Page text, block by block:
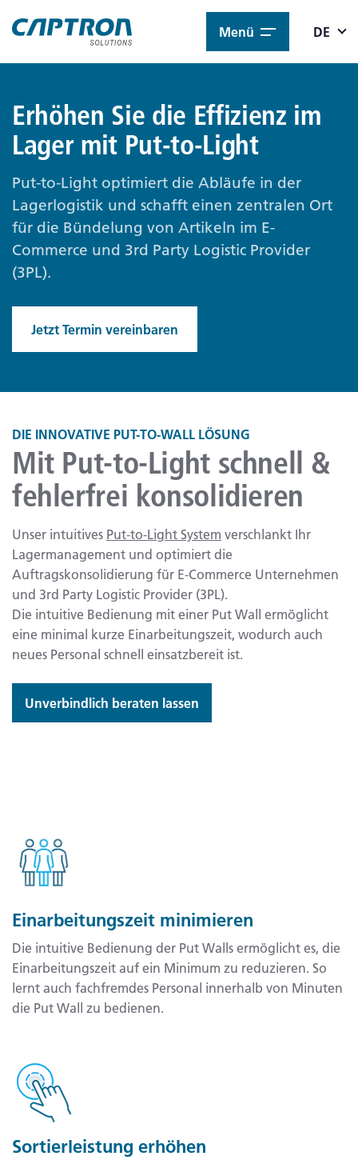
Menü DE
Erhöhen Sie die Effizienz im
Lager mit Put-to-Light
Put-to-Light optimiert die Abläufe in der
Lagerlogistik und schafft einen zentralen Ort
für die Bündelung von Artikeln im E-
Commerce und 3rd Party Logistic Provider
(3PL).
Jetzt Termin vereinbaren
DIE INNOVATIVE PUT-TO-WALL LÖSUNG
Mit Put-to-Light schnell &
fehlerfrei konsolidieren
Unser intuitives Put-to-Light System verschlankt Ihr
Lagermanagement und optimiert die
Auftragskonsolidierung für E-Commerce Unternehmen
und 3rd Party Logistic Provider (3PL).
Die intuitive Bedienung mit einer Put Wall ermöglicht
eine minimal kurze Einarbeitungszeit, wodurch auch
neues Personal schnell einsatzbereit ist.
Unverbindlich beraten lassen
Einarbeitungszeit minimieren
Die intuitive Bedienung der Put Walls ermöglicht es, die
Einarbeitungszeit auf ein Minimum zu reduzieren. So
lernt auch fachfremdes Personal innerhalb von Minuten
die Put Wall zu bedienen.​
Sortierleistung erhöhen